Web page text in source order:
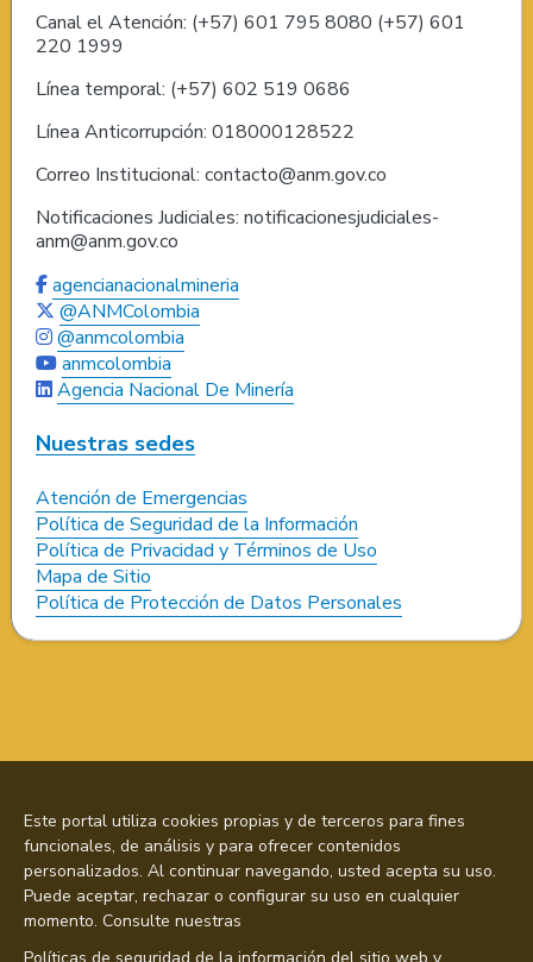
Canal el Atención: (+57) 601 795 8080 (+57) 601
220 1999
Línea temporal: (+57) 602 519 0686
Línea Anticorrupción: 018000128522
Correo Institucional: contacto@anm.gov.co
Notificaciones Judiciales: notificacionesjudiciales-
anm@anm.gov.co
agencianacionalmineria
@ANMColombia
@anmcolombia
anmcolombia
Agencia Nacional De Minería
Nuestras sedes
Atención de Emergencias
Política de Seguridad de la Información
Política de Privacidad y Términos de Uso
Mapa de Sitio
Política de Protección de Datos Personales
Este portal utiliza cookies propias y de terceros para fines
funcionales, de análisis y para ofrecer contenidos
personalizados. Al continuar navegando, usted acepta su uso.
Puede aceptar, rechazar o configurar su uso en cualquier
momento. Consulte nuestras